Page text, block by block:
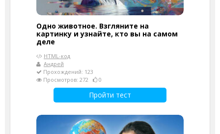
Одно животное. Взгляните на
картинку и узнайте, кто вы на самом
деле
HTML-код
Андрей
Прохождений: 123
Просмотров: 272
0
Пройти тест